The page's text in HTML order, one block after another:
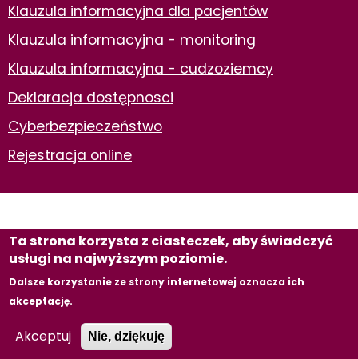
Klauzula informacyjna dla pacjentów
Klauzula informacyjna - monitoring
Klauzula informacyjna - cudzoziemcy
Deklaracja dostępnosci
Cyberbezpieczeństwo
Rejestracja online
© Wszystkie prawa zastrzeżone, 5 Wojskowy Szpital
Kliniczny z Polikliniką SPZOZ w Krakowie
Ta strona korzysta z ciasteczek, aby świadczyć
usługi na najwyższym poziomie.
Dalsze korzystanie ze strony internetowej oznacza ich
akceptację.
Akceptuj Nie, dziękuję